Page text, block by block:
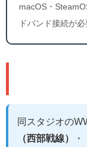
macOS・
ドバンド接続が必
同スタジオの
（西部戦線）
・